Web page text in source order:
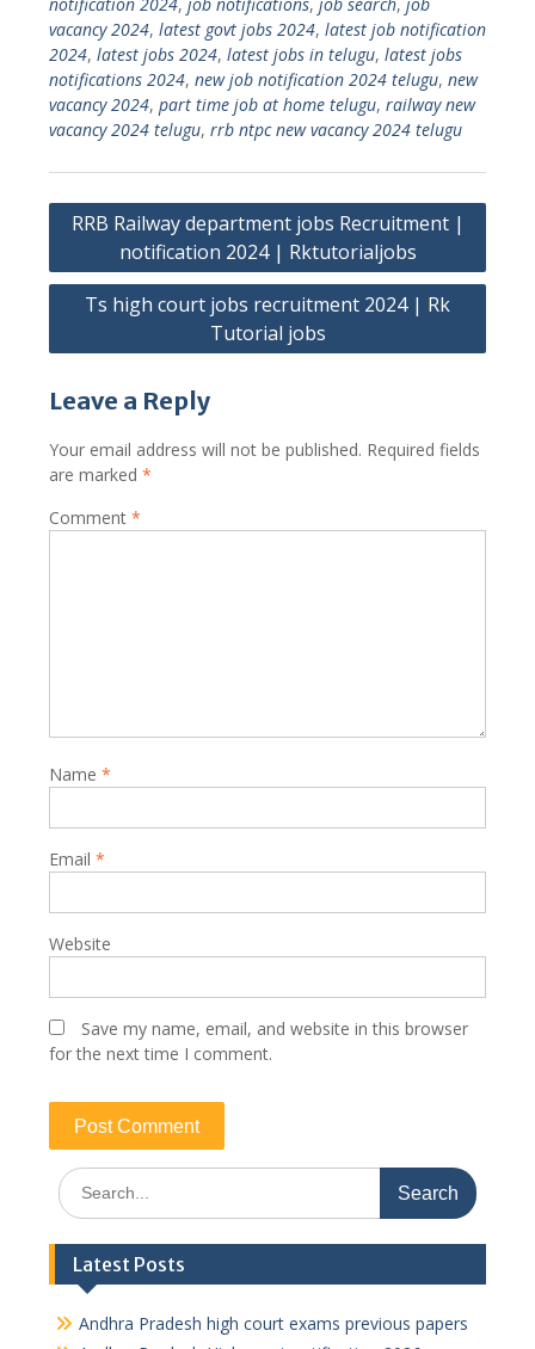
vacancy 2024, latest govt jobs 2024, latest job notification
2024, latest jobs 2024, latest jobs in telugu, latest jobs
notifications 2024, new job notification 2024 telugu, new
vacancy 2024, part time job at home telugu, railway new
vacancy 2024 telugu, rrb ntpc new vacancy 2024 telugu
Post
navigation
RRB Railway department jobs Recruitment |
notification 2024 | Rktutorialjobs
Ts high court jobs recruitment 2024 | Rk
Tutorial jobs
Leave a Reply
Your email address will not be published. Required fields
are marked *
Comment *
Name *
Email *
Website
Save my name, email, and website in this browser
for the next time I comment.
Search
for:
Latest Posts
Andhra Pradesh high court exams previous papers